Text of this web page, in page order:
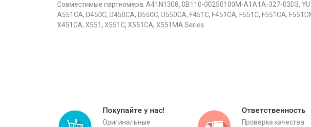
Совместимые партномера: A41N1308, 0B110-00250100M-A1A1A-327-03D3,
A551CA, D450C, D450CA, D550C, D550CA, F451C, F451CA, F551C, F551CA,
X451CA, X551, X551C, X551CA, X551MA Series.
Покупайте у нас!
Оригинальные
Ответственность
Проверка качества